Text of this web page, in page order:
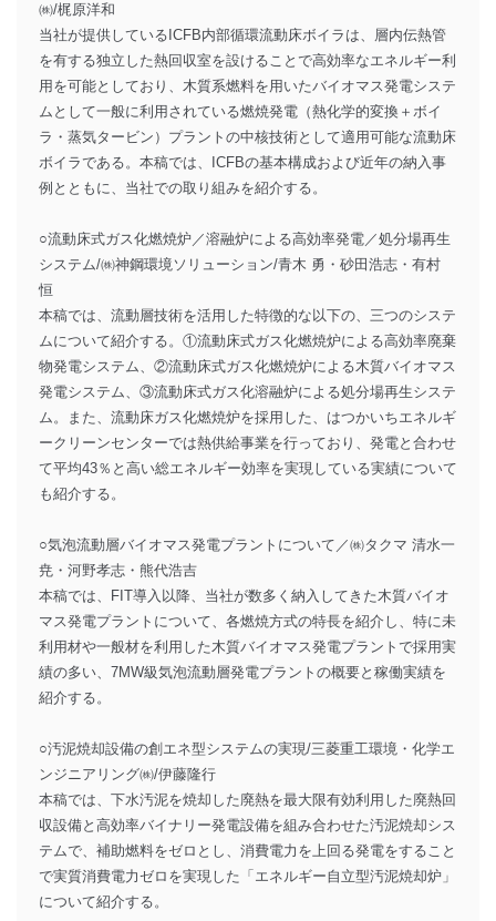
㈱/梶原洋和
当社が提供しているICFB内部循環流動床ボイラは、層内伝熱管
を有する独立した熱回収室を設けることで高効率なエネルギー利
用を可能としており、木質系燃料を用いたバイオマス発電システ
ムとして一般に利用されている燃焼発電（熱化学的変換＋ボイ
ラ・蒸気タービン）プラントの中核技術として適用可能な流動床
ボイラである。本稿では、ICFBの基本構成および近年の納入事
例とともに、当社での取り組みを紹介する。
○流動床式ガス化燃焼炉／溶融炉による高効率発電／処分場再生
システム/㈱神鋼環境ソリューション/青木 勇・砂田浩志・有村
恒
本稿では、流動層技術を活用した特徴的な以下の、三つのシステ
ムについて紹介する。①流動床式ガス化燃焼炉による高効率廃棄
物発電システム、②流動床式ガス化燃焼炉による木質バイオマス
発電システム、③流動床式ガス化溶融炉による処分場再生システ
ム。また、流動床ガス化燃焼炉を採用した、はつかいちエネルギ
ークリーンセンターでは熱供給事業を行っており、発電と合わせ
て平均43％と高い総エネルギー効率を実現している実績について
も紹介する。
○気泡流動層バイオマス発電プラントについて／㈱タクマ 清水一
尭・河野孝志・熊代浩吉
本稿では、FIT導入以降、当社が数多く納入してきた木質バイオ
マス発電プラントについて、各燃焼方式の特長を紹介し、特に未
利用材や一般材を利用した木質バイオマス発電プラントで採用実
績の多い、7MW級気泡流動層発電プラントの概要と稼働実績を
紹介する。
○汚泥焼却設備の創エネ型システムの実現/三菱重工環境・化学エ
ンジニアリング㈱/伊藤隆行
本稿では、下水汚泥を焼却した廃熱を最大限有効利用した廃熱回
収設備と高効率バイナリー発電設備を組み合わせた汚泥焼却シス
テムで、補助燃料をゼロとし、消費電力を上回る発電をすること
で実質消費電力ゼロを実現した「エネルギー自立型汚泥焼却炉」
について紹介する。